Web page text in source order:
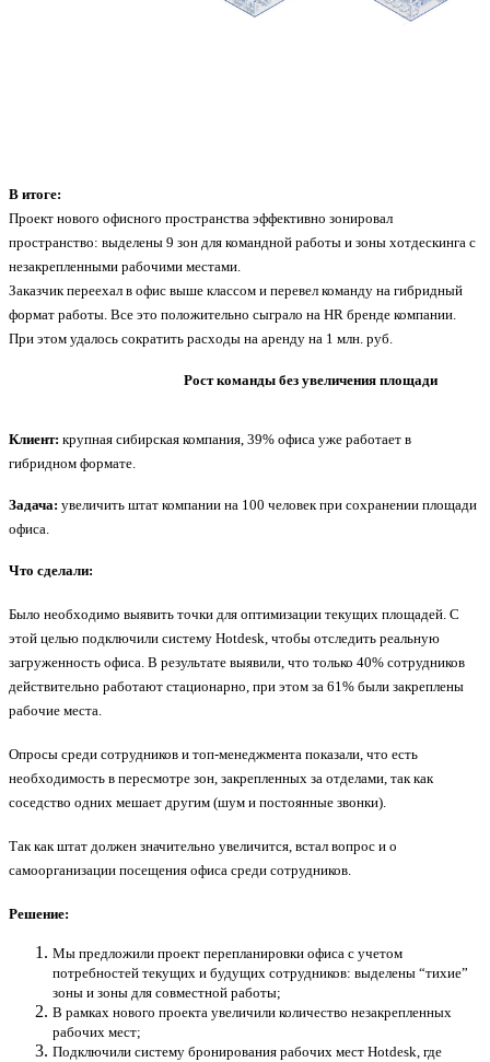
В итоге:
Проект нового офисного пространства эффективно зонировал
пространство: выделены 9 зон для командной работы и зоны хотдескинга с
незакрепленными рабочими местами.
Заказчик переехал в офис выше классом и перевел команду на гибридный
формат работы. Все это положительно сыграло на HR бренде компании.
При этом удалось сократить расходы на аренду на 1 млн. руб.
Рост команды без увеличения площади
Клиент: крупная сибирская компания, 39% офиса уже работает в
гибридном формате.
Задача: увеличить штат компании на 100 человек при сохранении площади
офиса.
Что сделали:
Было необходимо выявить точки для оптимизации текущих площадей. С
этой целью подключили систему Hotdesk, чтобы отследить реальную
загруженность офиса. В результате выявили, что только 40% сотрудников
действительно работают стационарно, при этом за 61% были закреплены
рабочие места.
Опросы среди сотрудников и топ-менеджмента показали, что есть
необходимость в пересмотре зон, закрепленных за отделами, так как
соседство одних мешает другим (шум и постоянные звонки).
Так как штат должен значительно увеличится, встал вопрос и о
самоорганизации посещения офиса среди сотрудников.
Решение:
Мы предложили проект перепланировки офиса с учетом
потребностей текущих и будущих сотрудников: выделены “тихие”
зоны и зоны для совместной работы;
В рамках нового проекта увеличили количество незакрепленных
рабочих мест;
Подключили систему бронирования рабочих мест Hotdesk, где